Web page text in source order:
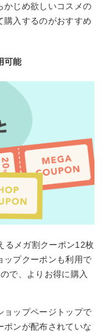
かじめ欲しいコスメの
購入するのがおすすめ
可能
るメガ割クーポン12枚
ップクーポンも利用で
で、よりお得に購入
ョップページトップで
ポンが配布されていな